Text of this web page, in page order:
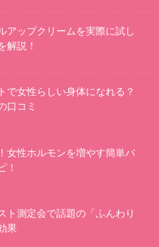
アップクリームを実際に試し
解説！
で女性らしい身体になれる？
口コミ
女性ホルモンを増やす簡単バ
！
ト測定会で話題の「ふんわり
果